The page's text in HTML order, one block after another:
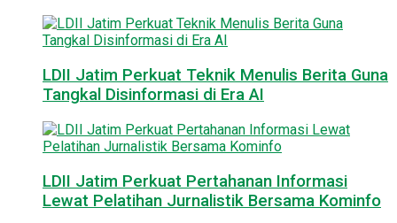
LDII Jatim Perkuat Teknik Menulis Berita Guna
Tangkal Disinformasi di Era AI
LDII Jatim Perkuat Pertahanan Informasi
Lewat Pelatihan Jurnalistik Bersama Kominfo